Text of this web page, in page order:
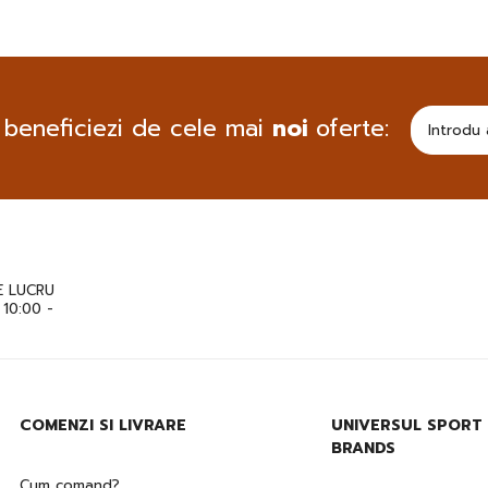
de cele mai noi oferte:
LUCRU
-
COMENZI SI LIVRARE
UNIVERSUL SPORT
BRANDS